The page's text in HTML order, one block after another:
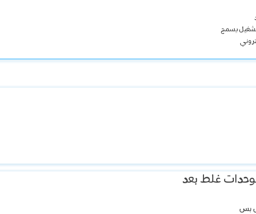
تشغيل يسمح
غلط بعد
بس